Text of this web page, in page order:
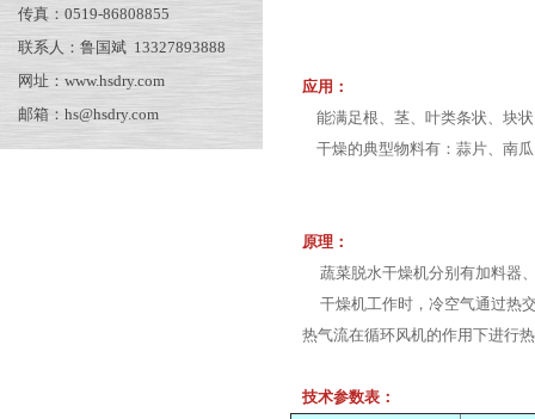
传真：0519-86808855
联系人：鲁国斌 13327893888
网址：www.hsdry.com
邮箱：hs@hsdry.com
应用：
能满足根、茎、叶类条状、块
干燥的典型物料有：蒜片、南
原理：
蔬菜脱水干燥机分别有加料器
干燥机工作时，冷空气通过热
热气流在循环风机的作用下进行
技术参数表：